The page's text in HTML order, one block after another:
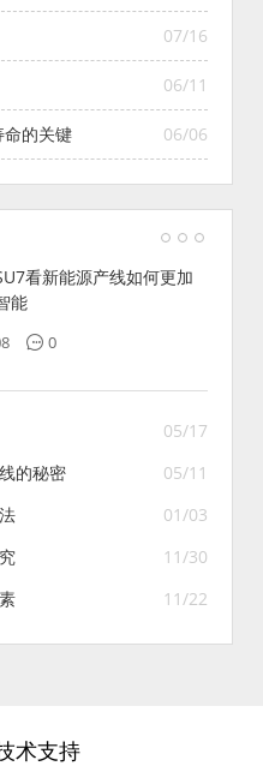
07/16
06/11
06/06
的关键
看新能源产线如何更加
能
0
05/17
05/11
的秘密
01/03
11/30
11/22
术支持